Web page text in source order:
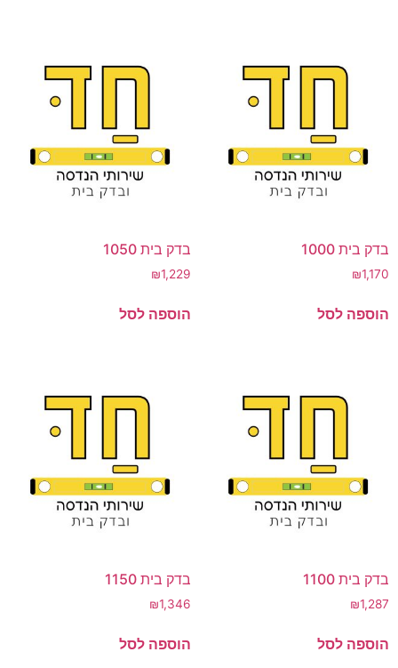
בדק בית 1000
₪1,170
הוספה לסל
בדק בית 1050
₪1,229
הוספה לסל
בדק בית 1100
₪1,287
הוספה לסל
בדק בית 1150
₪1,346
הוספה לסל